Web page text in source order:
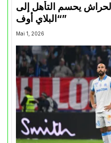
الحراش يحسم التأهل إلى
“البلاي أوف”
Mai 1, 2026